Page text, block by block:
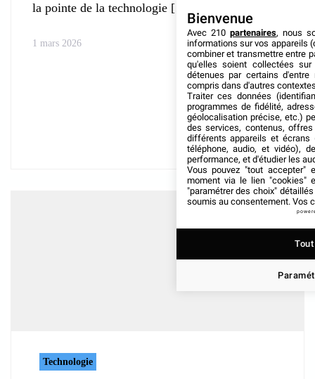
la pointe de la technologie
1 mars 2026
Technologie
Bienvenue
Avec 210 partenaires, nous
informations sur vos appareils
combiner et transmettre entre
qu'elles soient collectées
détenues par certains
compris dans d'autres
Traiter ces données
programmes de fidélité,
géolocalisation précise, etc.)
des services, contenus,
différents appareils et écrans
téléphone, audio, et vidéo),
performance, et d'étudier les
Vous pouvez "tout accepter"
moment via le lien "cookies"
"paramétrer des choix"
soumis au consentement. Vos